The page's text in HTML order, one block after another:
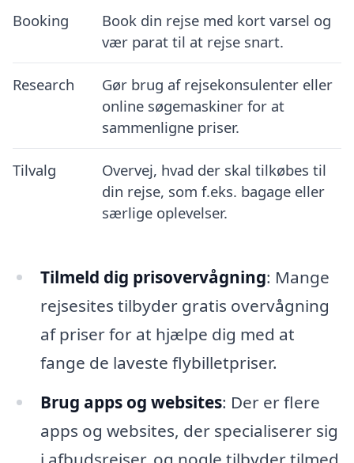
Booking
Book din rejse med kort varsel og
vær parat til at rejse snart.
Research
Gør brug af rejsekonsulenter eller
online søgemaskiner for at
sammenligne priser.
Tilvalg
Overvej, hvad der skal tilkøbes til
din rejse, som f.eks. bagage eller
særlige oplevelser.
Tilmeld dig prisovervågning: Mange
rejsesites tilbyder gratis overvågning
af priser for at hjælpe dig med at
fange de laveste flybilletpriser.
Brug apps og websites: Der er flere
apps og websites, der specialiserer sig